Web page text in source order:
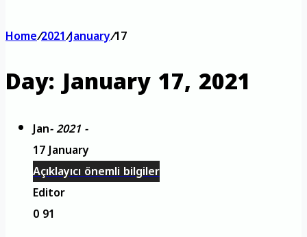
Home/2021/January/17
Day:January 17, 2021
Jan- 2021 -
17 January
Açıklayıcı önemli bilgiler
Editor
091